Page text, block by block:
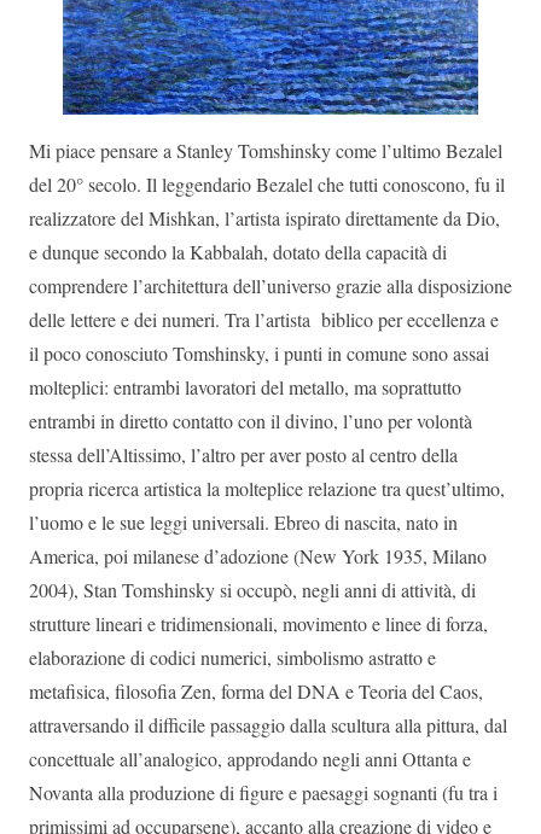
Mi piace pensare a Stanley Tomshinsky come l’ultimo Bezalel
del 20° secolo. Il leggendario Bezalel che tutti conoscono, fu il
realizzatore del Mishkan, l’artista ispirato direttamente da Dio,
e dunque secondo la Kabbalah, dotato della capacità di
comprendere l’architettura dell’universo grazie alla disposizione
delle lettere e dei numeri. Tra l’artista biblico per eccellenza e
il poco conosciuto Tomshinsky, i punti in comune sono assai
molteplici: entrambi lavoratori del metallo, ma soprattutto
entrambi in diretto contatto con il divino, l’uno per volontà
stessa dell’Altissimo, l’altro per aver posto al centro della
propria ricerca artistica la molteplice relazione tra quest’ultimo,
l’uomo e le sue leggi universali. Ebreo di nascita, nato in
America, poi milanese d’adozione (New York 1935, Milano
2004), Stan Tomshinsky si occupò, negli anni di attività, di
strutture lineari e tridimensionali, movimento e linee di forza,
elaborazione di codici numerici, simbolismo astratto e
metafisica, filosofia Zen, forma del DNA e Teoria del Caos,
attraversando il difficile passaggio dalla scultura alla pittura, dal
concettuale all’analogico, approdando negli anni Ottanta e
Novanta alla produzione di figure e paesaggi sognanti (fu tra i
primissimi ad occuparsene), accanto alla creazione di video e